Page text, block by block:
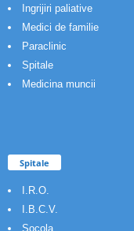
Ingrijiri paliative
Medici de familie
Paraclinic
Spitale
Medicina muncii
Spitale
I.R.O.
I.B.C.V.
Socola